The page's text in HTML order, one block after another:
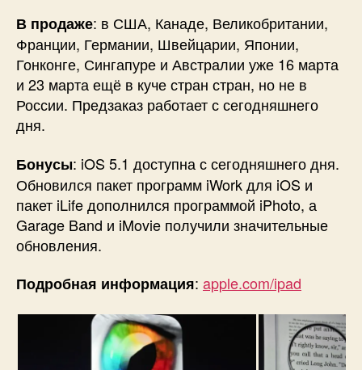
В продаже: в США, Канаде, Великобритании,
Франции, Германии, Швейцарии, Японии,
Гонконге, Сингапуре и Австралии уже 16 марта
и 23 марта ещё в куче стран стран, но не в
России. Предзаказ работает с сегодняшнего
дня.
Бонусы: iOS 5.1 доступна с сегодняшнего дня.
Обновился пакет программ iWork для iOS и
пакет iLife дополнился программой iPhoto, а
Garage Band и iMovie получили значительные
обновления.
Подробная информация: apple.com/ipad